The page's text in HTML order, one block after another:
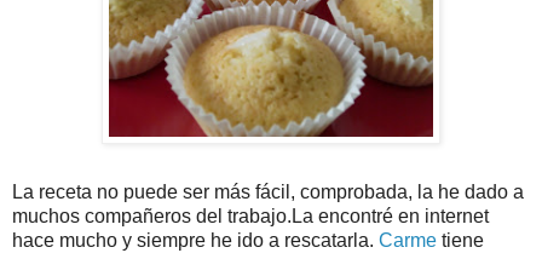
La receta no puede ser más fácil, comprobada, la he dado a
muchos compañeros del trabajo.La encontré en internet
hace mucho y siempre he ido a rescatarla. Carme tiene